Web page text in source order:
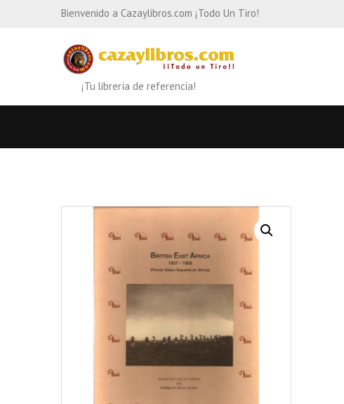
Bienvenido a Cazaylibros.com ¡Todo Un Tiro!
¡Tu librería de referencia!